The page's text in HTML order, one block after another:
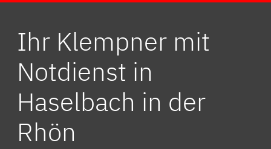
Ihr Klempner mit
Notdienst in
Haselbach in der
Rhön